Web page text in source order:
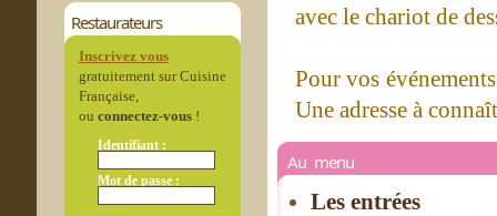
Restaurateurs
Inscrivez vous
gratuitement sur Cuisine
Française,
ou connectez-vous!
Identifiant :
Mot de passe :
avec le chariot de
Pour vos
Une adresse à
Au menu
Les entrées